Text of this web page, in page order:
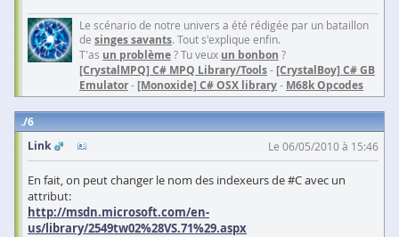
Le scénario de notre univers a été rédigée par un bataillon
de singes savants. Tout s'explique enfin.
T'as un problème? Tu veux un bonbon ?
[CrystalMPQ] C# MPQ Library/Tools- [CrystalBoy] C# GB
Emulator- [Monoxide] C# OSX library- M68k Opcodes
6
Link
Le 06/05/2010 à 15:46
En fait, on peut changer le nom des indexeurs de #C avec un
attribut:
http://msdn.microsoft.com/en-
us/library/2549tw02%28VS.71%29.aspx